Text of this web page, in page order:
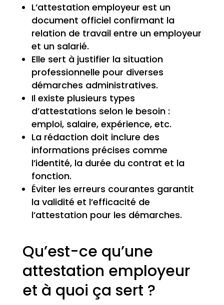
L’attestation employeur est un
document officiel confirmant la
relation de travail entre un employeur
et un salarié.
Elle sert à justifier la situation
professionnelle pour diverses
démarches administratives.
Il existe plusieurs types
d’attestations selon le besoin :
emploi, salaire, expérience, etc.
La rédaction doit inclure des
informations précises comme
l’identité, la durée du contrat et la
fonction.
Éviter les erreurs courantes garantit
la validité et l’efficacité de
l’attestation pour les démarches.
Qu’est-ce qu’une
attestation employeur
et à quoi ça sert ?